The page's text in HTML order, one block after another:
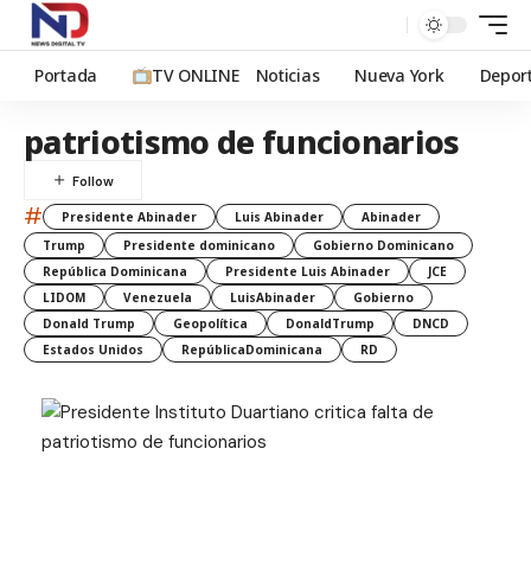
Portada TV ONLINE Noticias Nueva York
patriotismo de funcionarios
# Presidente Abinader Luis Abinader
Abinader
Trump
Presidente dominicano
Gobierno Dominicano
República Dominicana
Presidente Luis Abinader
JCE
LIDOM
Venezuela LuisAbinader
Gobierno
Donald Trump
Geopolítica DonaldTrump
DNCD
Estados Unidos
RepúblicaDominicana RD